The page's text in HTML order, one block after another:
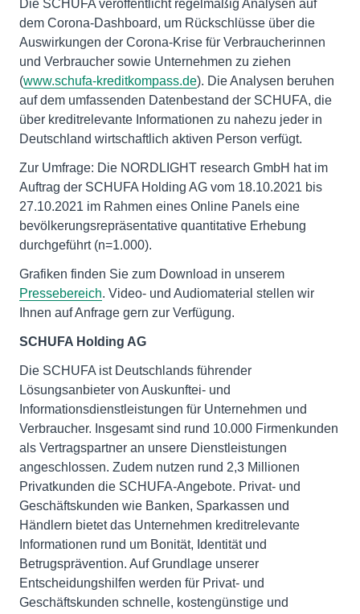
Die SCHUFA veröffentlicht regelmäßig Analysen auf
dem Corona-Dashboard, um Rückschlüsse über die
Auswirkungen der Corona-Krise für Verbraucherinnen
und Verbraucher sowie Unternehmen zu ziehen
(www.schufa-kreditkompass.de). Die Analysen beruhen
auf dem umfassenden Datenbestand der SCHUFA, die
über kreditrelevante Informationen zu nahezu jeder in
Deutschland wirtschaftlich aktiven Person verfügt.
Zur Umfrage: Die NORDLIGHT research GmbH hat im
Auftrag der SCHUFA Holding AG vom 18.10.2021 bis
27.10.2021 im Rahmen eines Online Panels eine
bevölkerungsrepräsentative quantitative Erhebung
durchgeführt (n=1.000).
Grafiken finden Sie zum Download in unserem
Pressebereich. Video- und Audiomaterial stellen wir
Ihnen auf Anfrage gern zur Verfügung.
SCHUFA Holding AG
Die SCHUFA ist Deutschlands führender
Lösungsanbieter von Auskunftei- und
Informationsdienstleistungen für Unternehmen und
Verbraucher. Insgesamt sind rund 10.000 Firmenkunden
als Vertragspartner an unsere Dienstleistungen
angeschlossen. Zudem nutzen rund 2,3 Millionen
Privatkunden die SCHUFA-Angebote. Privat- und
Geschäftskunden wie Banken, Sparkassen und
Händlern bietet das Unternehmen kreditrelevante
Informationen rund um Bonität, Identität und
Betrugsprävention. Auf Grundlage unserer
Entscheidungshilfen werden für Privat- und
Geschäftskunden schnelle, kostengünstige und